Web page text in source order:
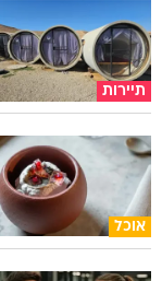
תיירות
אוכל